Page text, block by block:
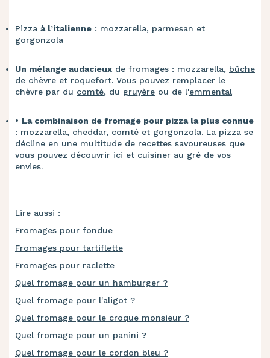
Pizza ​à l’italienne : mozzarella, parmesan et
gorgonzola
Un mélange audacieux de fromages : mozzarella, bûche
de chèvre et roquefort. Vous pouvez remplacer le
chèvre par du comté, du gruyère ou de l'emmental
• ​La combinaison de fromage pour pizza la plus connue
: mozzarella, cheddar, comté et gorgonzola. La pizza se
décline en une multitude de recettes savoureuses que
vous pouvez découvrir ici et cuisiner au gré de vos
envies.
Lire aussi :
Fromages pour fondue
Fromages pour tartiflette
Fromages pour raclette
Quel fromage pour un hamburger ?
Quel fromage pour l'aligot ?
Quel fromage pour le croque monsieur ?
Quel fromage pour un panini ?
Quel fromage pour le cordon bleu ?